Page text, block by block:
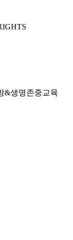
&생명존중교육